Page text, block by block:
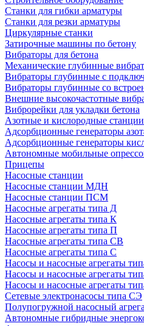
Станки для гибки арматуры
Станки для резки арматуры
Циркулярные станки
Затирочные машины по бетону
Вибраторы для бетона
Механические глубинные
Вибраторы глубинные с
Вибраторы глубинные со
Внешние высокочастотные
Виброрейки для укладки бетона
Азотные и кислородные станции
Адсорбционные генераторы
Адсорбционные генераторы
Автономные мобильные
Прицепы
Насосные станции
Насосные станции МДН
Насосные станции ПСМ
Насосные агрегаты типа Д
Насосные агрегаты типа К
Насосные агрегаты типа П
Насосные агрегаты типа СВ
Насосные агрегаты типа С
Насосы и насосные агрегаты
Насосы и насосные агрегаты
Насосы и насосные агрегаты
Сетевые электронасосы типа СЭ
Полупогружной насосный
Автономные гибридные